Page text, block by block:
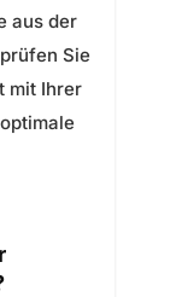
aus der
Sie
mit Ihrer